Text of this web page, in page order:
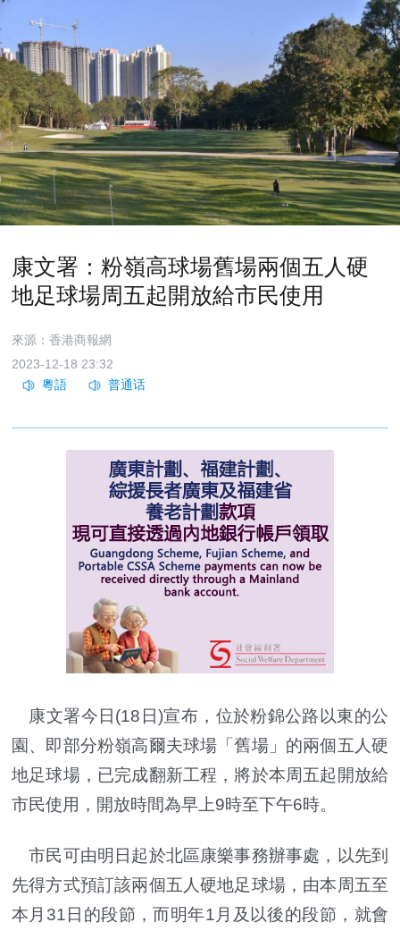
康文署：粉嶺高球場舊場兩個五人硬
地足球場周五起開放給市民使用
來源：香港商報網
2023-12-18 23:32
康文署今日(18日)宣布，位於粉錦公路以東的公
園、即部分粉嶺高爾夫球場「舊場」的兩個五人硬
地足球場，已完成翻新工程，將於本周五起開放給
市民使用，開放時間為早上9時至下午6時。
市民可由明日起於北區康樂事務辦事處，以先到
先得方式預訂該兩個五人硬地足球場，由本周五至
本月31日的段節，而明年1月及以後的段節，就會